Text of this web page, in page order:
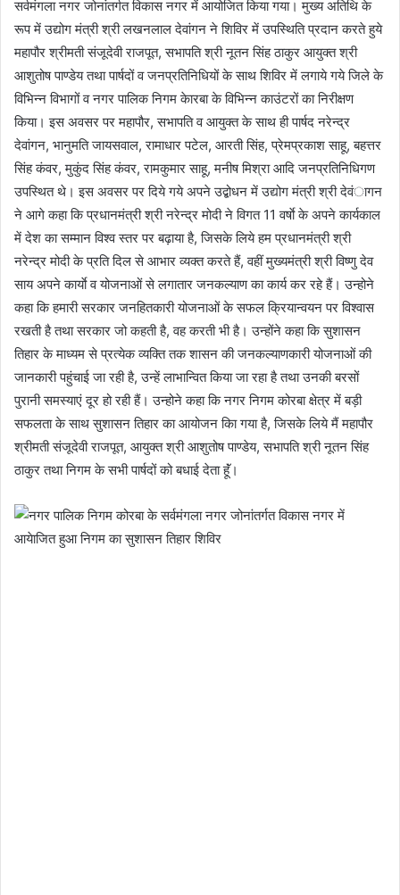
सर्वमंगला नगर जोनांतर्गत विकास नगर में आयोजित किया गया। मुख्य अतिथि के
रूप में उद्योग मंत्री श्री लखनलाल देवांगन ने शिविर में उपस्थिति प्रदान करते हुये
महापौर श्रीमती संजूदेवी राजपूत, सभापति श्री नूतन सिंह ठाकुर आयुक्त श्री
आशुतोष पाण्डेय तथा पार्षदों व जनप्रतिनिधियों के साथ शिविर में लगाये गये जिले के
विभिन्न विभागों व नगर पालिक निगम केारबा के विभिन्न काउंटरों का निरीक्षण
किया। इस अवसर पर महापौर, सभापति व आयुक्त के साथ ही पार्षद नरेन्द्र
देवांगन, भानुमति जायसवाल, रामाधार पटेल, आरती सिंह, प्रेमप्रकाश साहू, बहत्तर
सिंह कंवर, मुकुंद सिंह कंवर, रामकुमार साहू, मनीष मिश्रा आदि जनप्रतिनिधिगण
उपस्थित थे। इस अवसर पर दिये गये अपने उद्बोधन में उद्योग मंत्री श्री देवंागन
ने आगे कहा कि प्रधानमंत्री श्री नरेन्द्र मोदी ने विगत 11 वर्षाे के अपने कार्यकाल
में देश का सम्मान विश्व स्तर पर बढ़ाया है, जिसके लिये हम प्रधानमंत्री श्री
नरेन्द्र मोदी के प्रति दिल से आभार व्यक्त करते हैं, वहीं मुख्यमंत्री श्री विष्णु देव
साय अपने कार्याे व योजनाओं से लगातार जनकल्याण का कार्य कर रहे हैं। उन्होने
कहा कि हमारी सरकार जनहितकारी योजनाओं के सफल क्रियान्वयन पर विश्वास
रखती है तथा सरकार जो कहती है, वह करती भी है। उन्होंने कहा कि सुशासन
तिहार के माध्यम से प्रत्येक व्यक्ति तक शासन की जनकल्याणकारी योजनाओं की
जानकारी पहुंचाई जा रही है, उन्हें लाभान्वित किया जा रहा है तथा उनकी बरसों
पुरानी समस्याएं दूर हो रही हैं। उन्होने कहा कि नगर निगम कोरबा क्षेत्र में बड़ी
सफलता के साथ सुशासन तिहार का आयोजन किा गया है, जिसके लिये मैं महापौर
श्रीमती संजूदेवी राजपूत, आयुक्त श्री आशुतोष पाण्डेय, सभापति श्री नूतन सिंह
ठाकुर तथा निगम के सभी पार्षदों को बधाई देता हूॅं।